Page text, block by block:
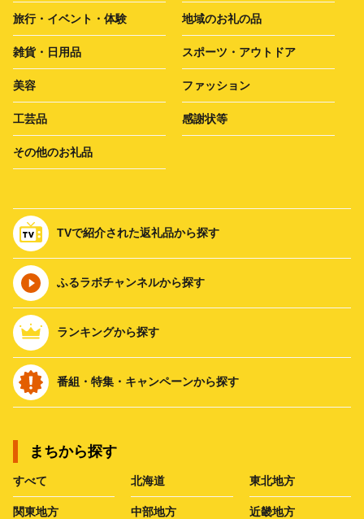
旅行・イベント・体験 地域のお礼の品
雑貨・日用品 スポーツ・アウトドア
美容 ファッション
工芸品 感謝状等
その他のお礼品
TVで紹介された返礼品から探す
ふるラボチャンネルから探す
ランキングから探す
番組・特集・キャンペーンから探す
まちから探す
すべて 北海道 東北地方
関東地方 中部地方 近畿地方